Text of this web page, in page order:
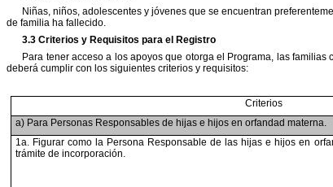
Niñas, niños, adolescentes y jóvenes que se encuentran
de familia ha fallecido.
3.3 Criterios y Requisitos para el Registro
Para tener acceso a los apoyos que otorga el Programa, las familias
deberá cumplir con los siguientes criterios y requisitos:
Criterios
a) Para Personas Responsables de hijas e hijos en orfandad materna.
1a. Figurar como la Persona Responsable de las hijas e hijos en
trámite de incorporación.